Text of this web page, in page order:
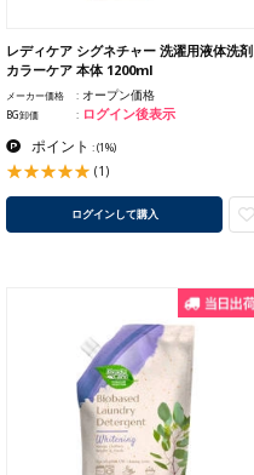
レディケア シグネチャー 洗濯用液体洗剤
カラーケア 本体 1200ml
メーカー価格 オープン価格
BG卸価 ログイン後表示
ポイント :(1%)
(1)
ログインして購入